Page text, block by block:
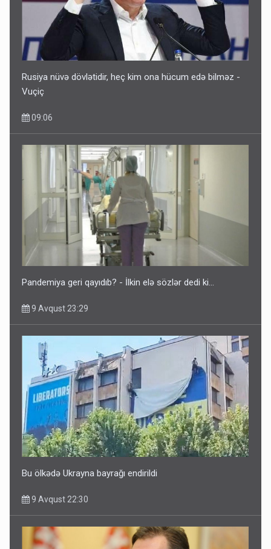
Rusiya nüvə dövlətidir, heç kim ona hücum edə bilməz -
Vuçiç
09:06
Pandemiya geri qayıdıb? - İlkin elə sözlər dedi ki...
9 Avqust 23:29
Bu ölkədə Ukrayna bayrağı endirildi
9 Avqust 22:30